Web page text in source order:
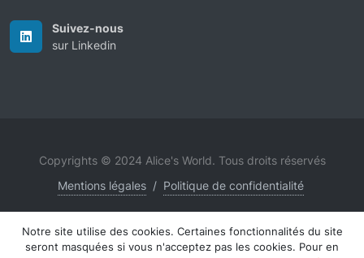
Suivez-nous
sur Linkedin
Copyrights © 2024 Alice's World. Tous droits réservés
Mentions légales / Politique de confidentialité
Notre site utilise des cookies. Certaines fonctionnalités du site
seront masquées si vous n'acceptez pas les cookies. Pour en